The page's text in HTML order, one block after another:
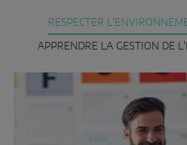
RESPECTER
APPRENDRE LA GESTION DE